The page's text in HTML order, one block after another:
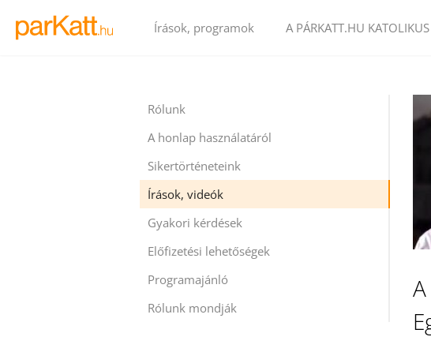
Írások, programok A PÁRKATT.HU
Rólunk
A honlap használatáról
Sikertörténeteink
Írások, videók
Gyakori kérdések
Előfizetési lehetőségek
Programajánló
Rólunk mondják